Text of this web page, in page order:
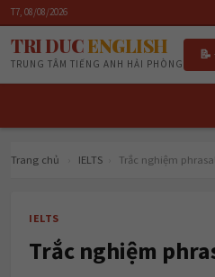
T7, 08/08/2026
TRI DUCENGLISH
TRUNG TÂM TIẾNG ANH HẢI PHÒNG
Trang chủ IELTS Trắc nghiệm
IELTS
Trắc nghiệm